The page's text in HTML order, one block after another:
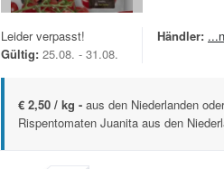
Leider verpasst!
Gültig: 25.08. - 31.08.
Händler:
€ 2,50 / kg - aus den Niederlanden
Rispentomaten Juanita aus den